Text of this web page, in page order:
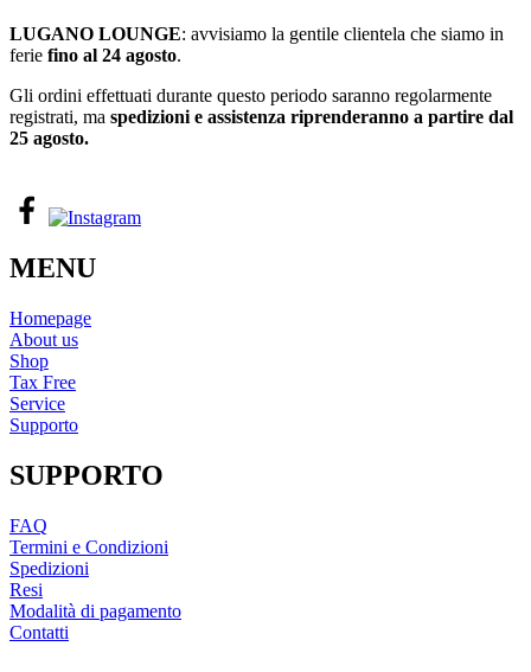
LUGANO LOUNGE: avvisiamo la gentile clientela che siamo in
ferie fino al 24 agosto.
Gli ordini effettuati durante questo periodo saranno regolarmente
registrati, ma spedizioni e assistenza riprenderanno a partire dal
25 agosto.
MENU
Homepage
About us
Shop
Tax Free
Service
Supporto
SUPPORTO
FAQ
Termini e Condizioni
Spedizioni
Resi
Modalità di pagamento
Contatti